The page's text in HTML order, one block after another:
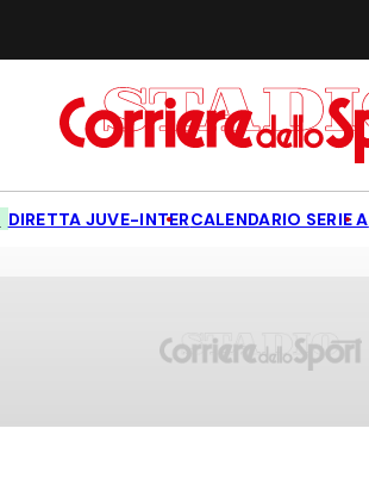
DIRETTA JUVE-INTERCALENDARIO SERIE A